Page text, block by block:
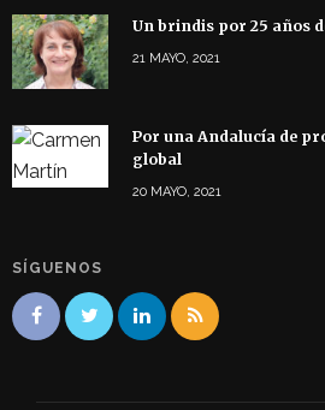
Un brindis por 25 años
21 MAYO, 2021
Por una Andalucía de
global
20 MAYO, 2021
SÍGUENOS